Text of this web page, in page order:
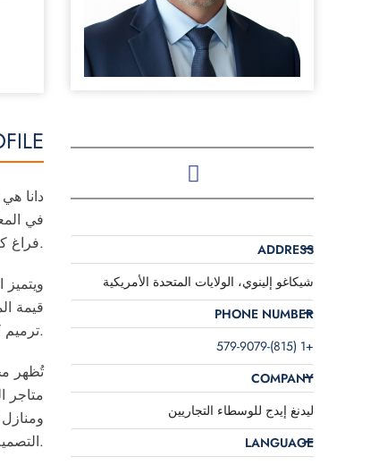
ADDRESS
شيكاغو إلينوي، الولايات المتحدة الأمريكية
PHONE NUMBER
+1 (815)-579-9079
COMPANY
ليدنغ إيدج للوسطاء التجاريين
LANGUAGE
دانا
في
فراغ كبير في الخدمات أثناء بيع إحدى شركاته الخاصة، والتي جعل مهمته منذ ذلك الحين معالجتها بفعالية.
قيمة
ترميم كوارث ذات امتيازات خاصة، حيث حقق نموًا كبيرًا في الإيرادات ونفذ عملية بيع ناجحة في وقت لاحق.
تُظهر
متاجر
التصميم من أجل الربح (التقليب).